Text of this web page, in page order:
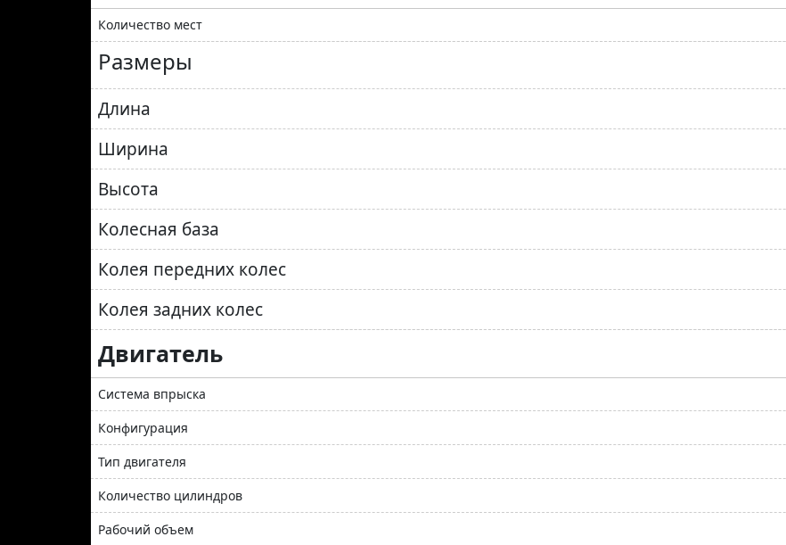
Количество мест
Размеры
Длина
Ширина
Высота
Колесная база
Колея передних колес
Колея задних колес
Двигатель
Система впрыска
Конфигурация
Тип двигателя
Количество цилиндров
Рабочий объем